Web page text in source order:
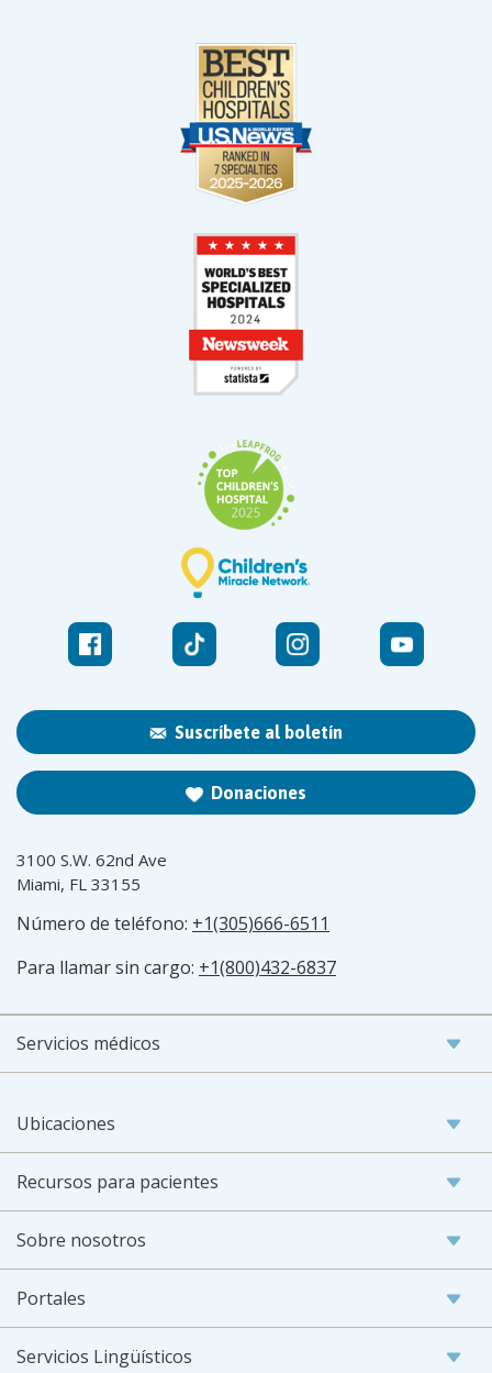
Suscríbete al boletín
Donaciones
3100 S.W. 62nd Ave
Miami, FL 33155
Número de teléfono: +1(305)666-6511
Para llamar sin cargo: +1(800)432-6837
Servicios médicos
Ubicaciones
Recursos para pacientes
Sobre nosotros
Portales
Servicios Lingüísticos